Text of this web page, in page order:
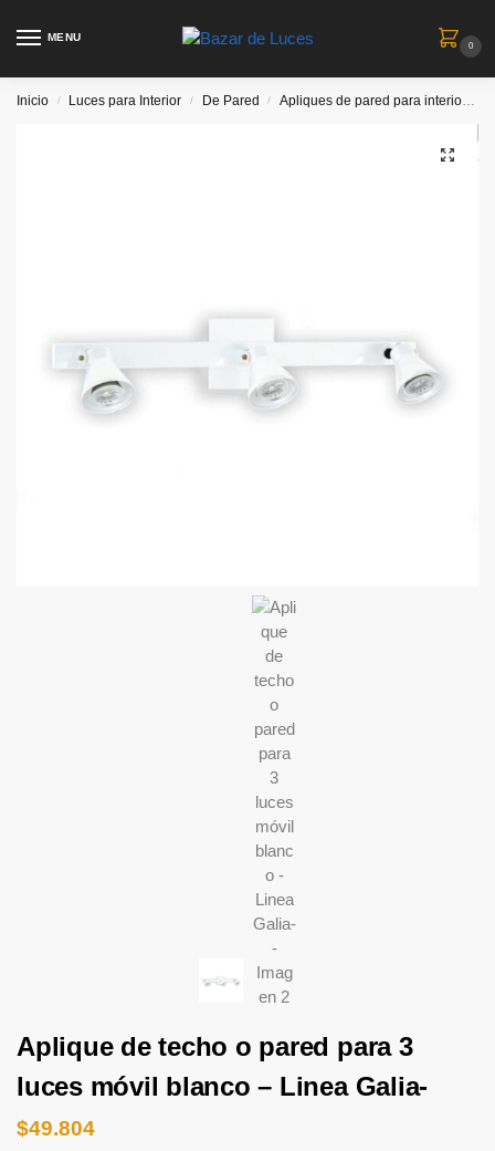
MENU
0
Inicio / Luces para Interior / De Pared / Apliques de pared para interiores
Aplique de techo o pared para 3
luces móvil blanco – Linea Galia-
$49.804